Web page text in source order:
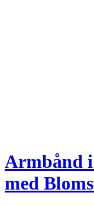
Armbånd
med